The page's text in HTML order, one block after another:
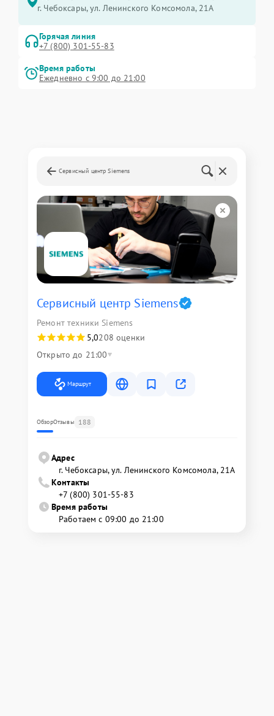
г. Чебоксары, ул. Ленинского Комсомола, 21А
Горячая линия
+7 (800) 301-55-83
Время работы
Ежедневно с 9:00 до 21:00
Сервисный центр Siemens
Сервисный центр Siemens
Ремонт техники Siemens
5,0208 оценки
Открыто до 21:00
Маршрут
ОбзорОтзывы 188
Адрес
г. Чебоксары, ул. Ленинского Комсомола, 21А
Контакты
+7 (800) 301-55-83
Время работы
Работаем с 09:00 до 21:00